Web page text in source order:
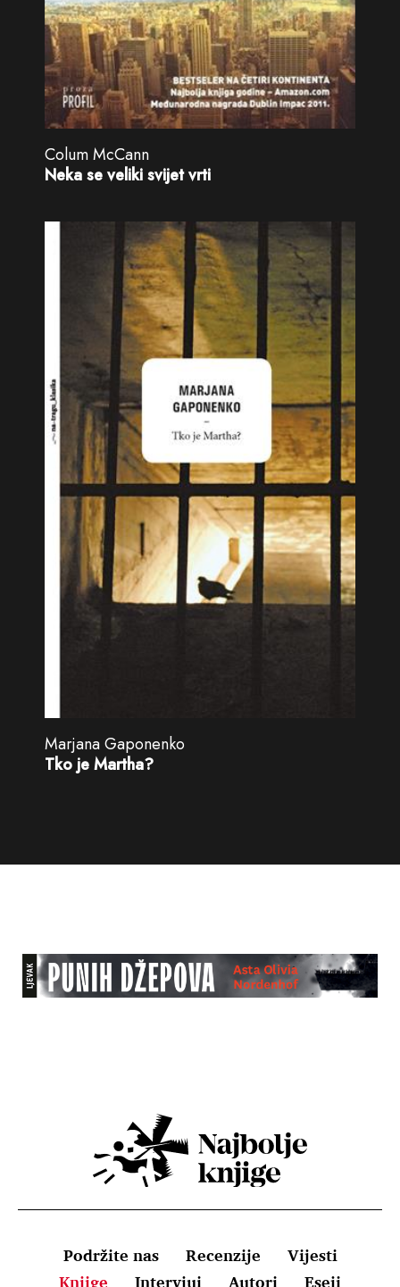
Colum McCann
Neka se veliki svijet vrti
Marjana Gaponenko
Tko je Martha?
Podržite nas Recenzije
Vijesti